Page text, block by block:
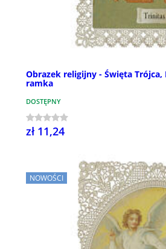
Obrazek religijny - Święta Trójca,
ramka
DOSTĘPNY
zł 11,24
NOWOŚCI